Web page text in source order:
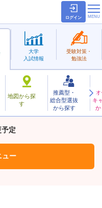
ログイン
地図から探
す
推薦型・
総合型選抜
から探す
キ
か
大学
入試情報
受験対策・
勉強法
定
お気に入り
ュー